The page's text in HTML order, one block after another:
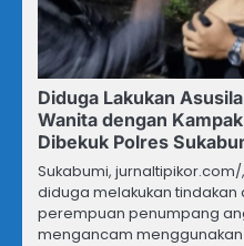
Diduga Lakukan
Wanita dengan
Dibekuk Polres
Sukabumi,
diduga melakukan
perempuan penumpang
mengancam